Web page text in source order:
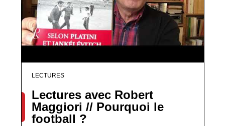
LECTURES
Lectures avec Robert
Maggiori // Pourquoi le
football ?